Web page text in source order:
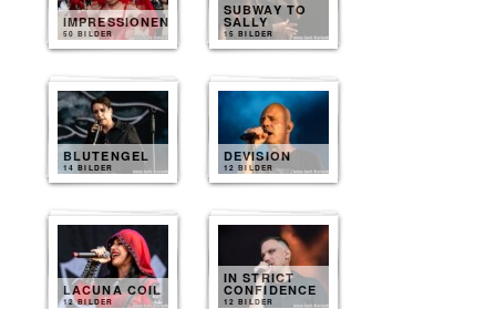
IMPRESSIONEN
50 BILDER
SUBWAY TO
SALLY
15 BILDER
BLUTENGEL
14 BILDER
DEVISION
12 BILDER
LACUNA COIL
12 BILDER
IN STRICT
CONFIDENCE
12 BILDER